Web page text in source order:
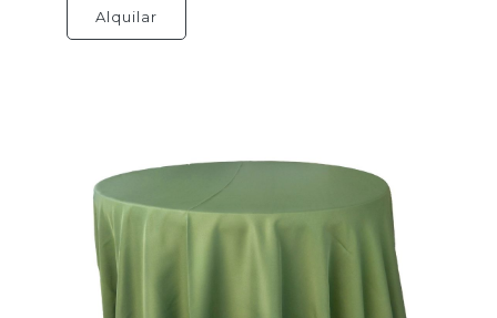
Alquilar